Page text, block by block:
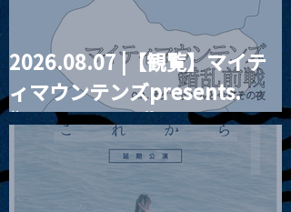
2026.08.07 |【観覧】マイテ
ィマウンテンズpresents.
“HALL-IN-ONE”